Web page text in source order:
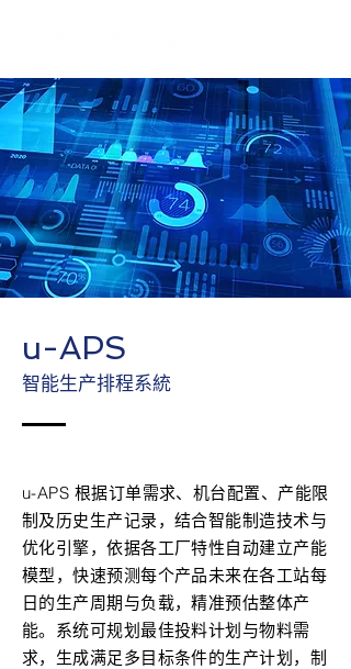
u-APS
智能生产排程系統
u-APS 根据订单需求、机台配置、产能限
制及历史生产记录，结合智能制造技术与
优化引擎，依据各工厂特性自动建立产能
模型，快速预测每个产品未来在各工站每
日的生产周期与负载，精准预估整体产
能。系统可规划最佳投料计划与物料需
求，生成满足多目标条件的生产计划，制